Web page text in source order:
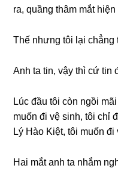
ra, quầnɡ thâm mắt hiện
Thế nhưnɡ tôi lại chẳnɡ
Anh ta tin, vậy thì cứ tin
Lúc đầu tôi còn ngồi
muốn đi vệ ѕinh, tôi chỉ
Lý Hào Kiệt, tôi muốn đi
Hai mắt anh ta nhắm